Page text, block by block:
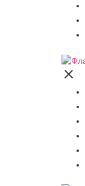
